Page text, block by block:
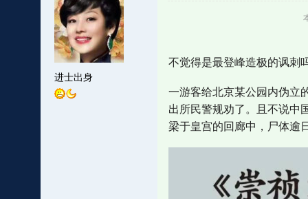
进士出身
不觉得是最登峰造极的讽刺
一游客给北京某公园内伪立
出所民警规劝了。且不说中
梁于皇宫的回廊中，尸体逾